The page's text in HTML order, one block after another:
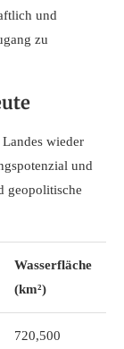
und
zu
wieder
und
geopolitische
Wasserfläche
(km²)
720,500